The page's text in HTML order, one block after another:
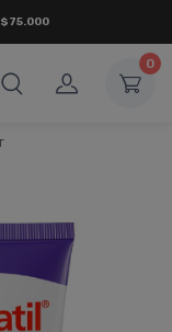
$75.000
0